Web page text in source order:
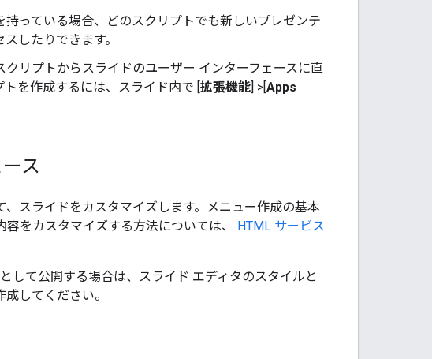
っている場合、どのスクリプトでも新しいプレゼンテ
したりできます。
クリプトからスライドのユーザー インターフェースに直
トを作成するには、スライド内で [拡張機能] >[Apps
ス
スライドをカスタマイズします。メニュー作成の基本
をカスタマイズする方法については、 HTML サービス
して公開する場合は、スライド エディタのスタイルと
成してください。